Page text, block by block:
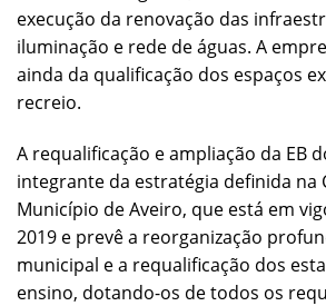
execução da renovação das
iluminação e rede de águas. A
ainda da qualificação dos espaços
recreio.
A requalificação e ampliação da EB
integrante da estratégia definida na
Município de Aveiro, que está em
2019 e prevê a reorganização
municipal e a requalificação dos
ensino, dotando-os de todos os